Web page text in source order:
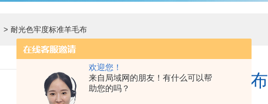
欢迎您！
来自局域网的朋友！有什么可以帮
助您的吗？
> 耐光色牢度标准羊毛布
耐光色牢度标准羊毛布